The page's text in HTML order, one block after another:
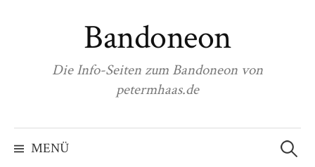
Bandoneon
Die Info-Seiten zum Bandoneon von
petermhaas.de
MENÜ
Suchen
nach: